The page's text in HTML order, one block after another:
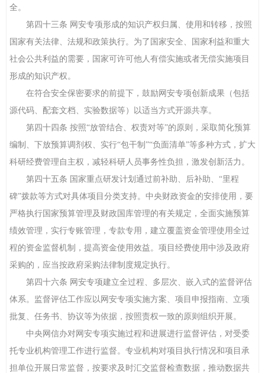
全。
第四十三条 网安专项形成的知识产权归属、使用和转移，按照
国家有关法律、法规和政策执行。为了国家安全、国家利益和重大
社会公共利益的需要，国家可许可他人有偿实施或者无偿实施项目
形成的知识产权。
在符合安全保密要求的前提下，鼓励网安专项创新成果（包括
源代码、配套文档、实验数据等）以适当方式开源共享。
第四十四条 按照“放管结合、权责对等”的原则，采取简化预算
编制、下放预算调剂权、实行“包干制”“负面清单”等多种方式，扩大
科研经费管理自主权，减轻科研人员事务性负担，激发创新活力。
第四十五条 国家重点研发计划通过前补助、后补助、“里程
碑”拨款等方式对具体项目分类支持。中央财政资金的安排使用，要
严格执行国家预算管理及财政国库管理的有关规定，全面实施预算
绩效管理，实行专账管理，专款专用，建立覆盖资金管理使用全过
程的资金监督机制，提高资金使用效益。项目经费使用中涉及政府
采购的，应当按政府采购法律制度规定执行。
第四十六条 网安专项建立全过程、多层次、嵌入式的监督评估
体系。监督评估工作应以网安专项实施方案、项目申报指南、立项
批复、任务书、协议等为依据，按照责权一致的原则组织开展。
中央网信办对网安专项实施过程和进展进行监督评估，对受委
托专业机构管理工作进行监督。专业机构对项目执行情况和项目承
担单位开展日常监督，按要求及时汇交监督检查数据，推动数据共